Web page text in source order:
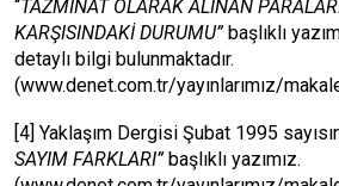
“TAZMİNAT OLARAK ALINAN
KARŞISINDAKİ DURUMU”başlıklı
detaylı bilgi bulunmaktadır.
(www.denet.com.tr/yayınlarımız/
[4] Yaklaşım Dergisi Şubat 1995
SAYIM FARKLARI”başlıklı yazımız.